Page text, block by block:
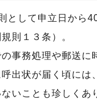
として申立日から
則１３条）。
事務処理や郵送に
出状が届く頃には
いことも珍しくあ